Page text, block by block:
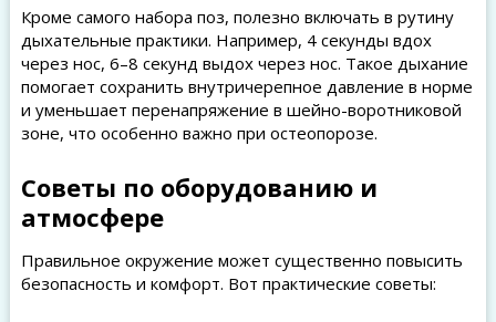
Кроме самого набора поз, полезно включать в рутину
дыхательные практики. Например, 4 секунды вдох
через нос, 6–8 секунд выдох через нос. Такое дыхание
помогает сохранить внутричерепное давление в норме
и уменьшает перенапряжение в шейно-воротниковой
зоне, что особенно важно при остеопорозе.
Советы по оборудованию и
атмосфере
Правильное окружение может существенно повысить
безопасность и комфорт. Вот практические советы: